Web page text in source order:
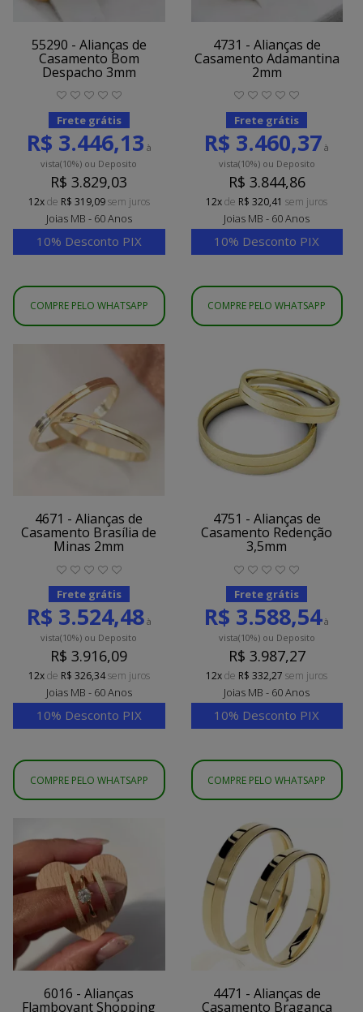
55290 - Alianças de
Casamento Bom
Despacho 3mm
Frete grátis
R$ 3.446,13 à
vista(10%) ou Deposito
R$ 3.829,03
12xde R$ 319,09sem juros
Joias MB - 60 Anos
10% Desconto PIX
COMPRE PELO WHATSAPP
4731 - Alianças de
Casamento Adamantina
2mm
Frete grátis
R$ 3.460,37 à
vista(10%)ou Deposito
R$ 3.844,86
12xde R$ 320,41 sem juros
Joias MB - 60 Anos
10% Desconto PIX
COMPRE PELO WHATSAPP
4671 - Alianças de
Casamento Brasília de
Minas 2mm
Frete grátis
R$ 3.524,48à
vista(10%) ou Deposito
R$ 3.916,09
12xde R$ 326,34sem juros
Joias MB - 60 Anos
10% Desconto PIX
COMPRE PELO WHATSAPP
4751 - Alianças de
Casamento Redenção
3,5mm
Frete grátis
R$ 3.588,54à
vista(10%)ou Deposito
R$ 3.987,27
12xde R$ 332,27 sem juros
Joias MB - 60 Anos
10% Desconto PIX
COMPRE PELO WHATSAPP
6016 - Alianças
Flamboyant Shopping
4471 - Alianças de
Casamento Bragança